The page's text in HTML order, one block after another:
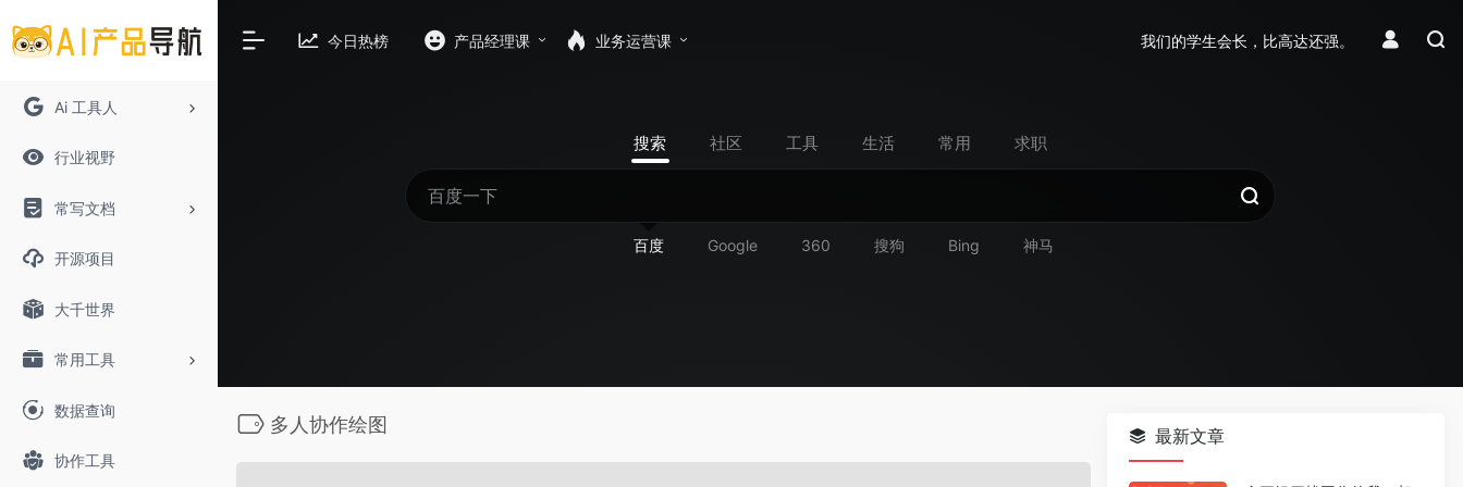
Ai 工具人
行业视野
常写文档
开源项目
大千世界
常用工具
数据查询
协作工具
今日热榜 产品经理课 业务运营课 我们的学生会长，比高达还强。
搜索 社区 工具 生活 常用 求职
百度 Google 360 搜狗 Bing 神马
多人协作绘图 最新文章